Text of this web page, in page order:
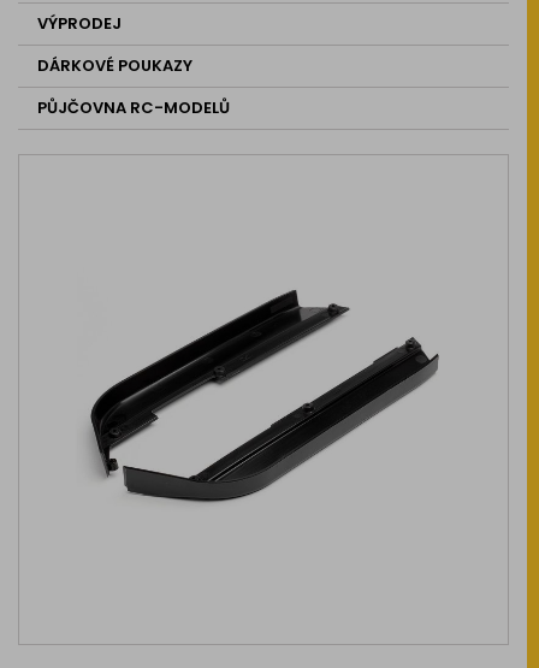
VÝPRODEJ
DÁRKOVÉ POUKAZY
PŮJČOVNA RC-MODELŮ